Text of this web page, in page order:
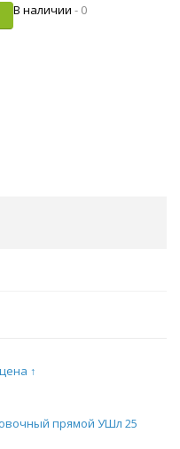
В наличии - 0
цена ↑
прямой УШл 25